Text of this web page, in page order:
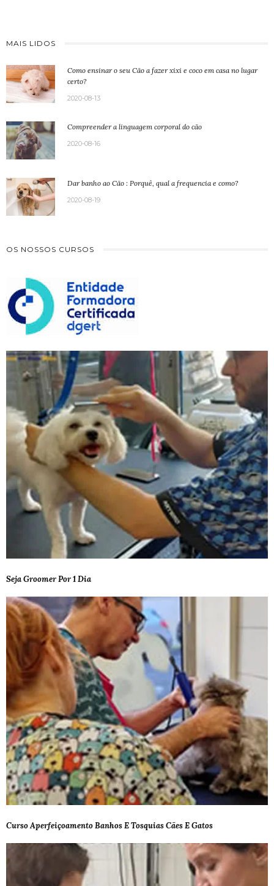
MAIS LIDOS
Como ensinar o seu Cão a fazer xixi e coco em casa no lugar
certo?
2020-08-13
Compreender a linguagem corporal do cão
2020-08-16
Dar banho ao Cão : Porquê, qual a frequencia e como?
2020-08-19
OS NOSSOS CURSOS
Seja Groomer Por 1 Dia
Curso Aperfeiçoamento Banhos E Tosquias Cães E Gatos